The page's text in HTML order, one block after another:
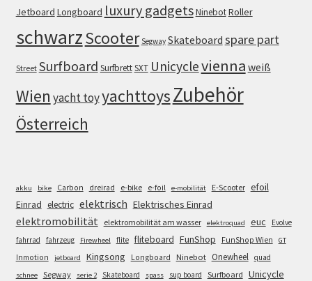
Jetboard Longboard luxury gadgetsNinebotRoller
schwarzScooter Segway Skateboard spare part
Street Surfboard SurfbrettSXT Unicyclevienna weiß
Wien yacht toyyachttoysZubehör
Österreich
akku bike Carbon dreirad e-bike e-foil e-mobilität E-Scooter efoil
Einrad electric elektrisch Elektrisches Einrad
elektromobilität elektromobilität am wasser elektroquad euc
Evolve
fahrrad
fahrzeug Firewheel flite fliteboard FunShop FunShop Wien GT
Inmotion jetboard Kingsong Longboard Ninebot Onewheel quad
schnee Segway serie 2 Skateboard spass sup board Surfboard Unicycle